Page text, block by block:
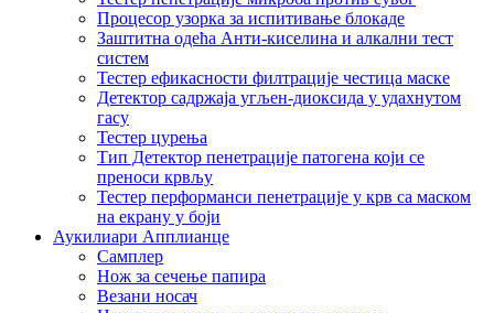
Процесор узорка за испитивање блокаде
Заштитна одећа Анти-киселина и алкални тест
систем
Тестер ефикасности филтрације честица маске
Детектор садржаја угљен-диоксида у удахнутом
гасу
Тестер цурења
Тип Детектор пенетрације патогена који се
преноси крвљу
Тестер перформанси пенетрације у крв са маском
на екрану у боји
Аукилиари Апплианце
Самплер
Нож за сечење папира
Везани носач